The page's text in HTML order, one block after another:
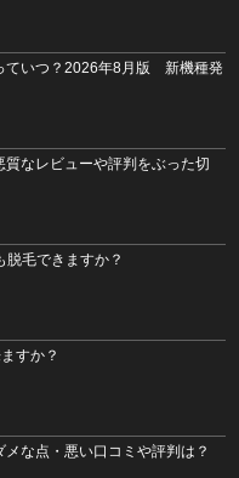
ていつ？2026年8月版 新機種発
質なレビューや評判をぶった切
脱毛できますか？
すか？
な点・悪い口コミや評判は？